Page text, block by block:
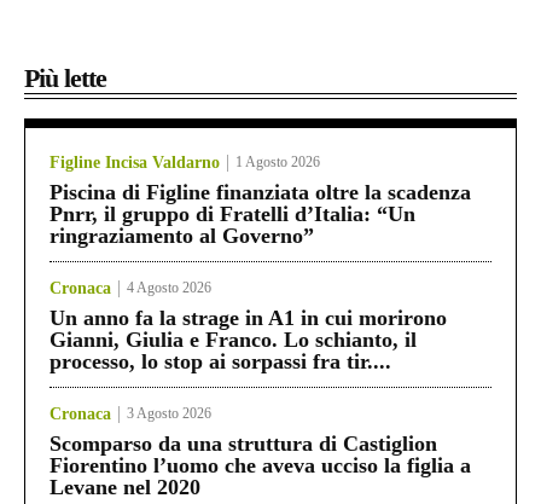
Più lette
Figline Incisa Valdarno 1 Agosto 2026
Piscina di Figline finanziata oltre la scadenza
Pnrr, il gruppo di Fratelli d’Italia: “Un
ringraziamento al Governo”
Cronaca 4 Agosto 2026
Un anno fa la strage in A1 in cui morirono
Gianni, Giulia e Franco. Lo schianto, il
processo, lo stop ai sorpassi fra tir....
Cronaca 3 Agosto 2026
Scomparso da una struttura di Castiglion
Fiorentino l’uomo che aveva ucciso la figlia a
Levane nel 2020